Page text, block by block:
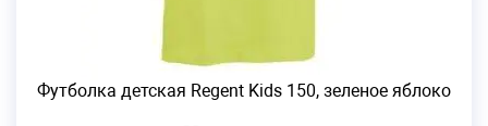
Футболка детская Regent Kids 150, зеленое яблоко